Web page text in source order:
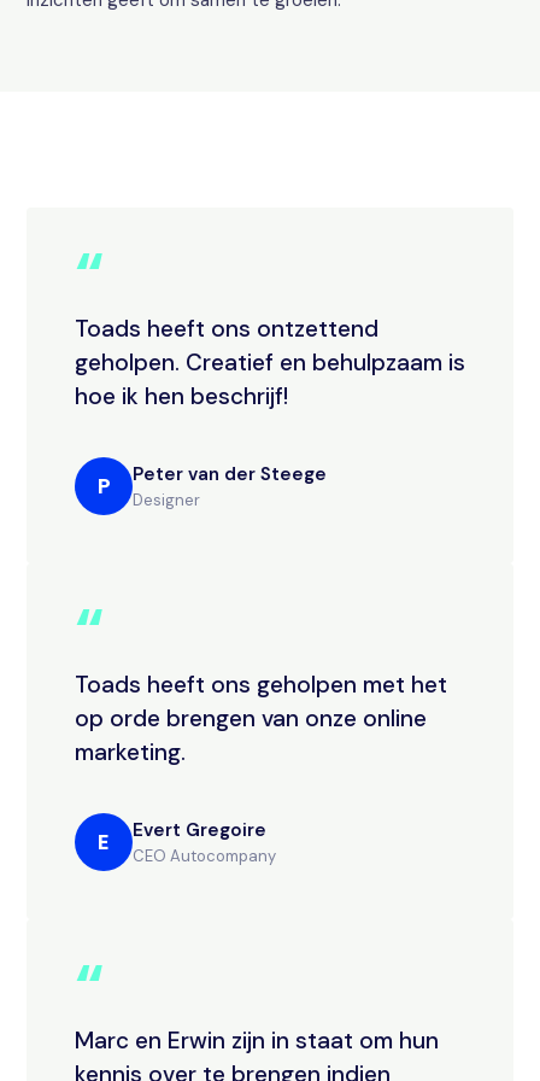
“
Toads heeft ons ontzettend
geholpen. Creatief en behulpzaam is
hoe ik hen beschrijf!
P Peter van der Steege
Designer
“
Toads heeft ons geholpen met het
op orde brengen van onze online
marketing.
E Evert Gregoire
CEO Autocompany
“
Marc en Erwin zijn in staat om hun
kennis over te brengen indien